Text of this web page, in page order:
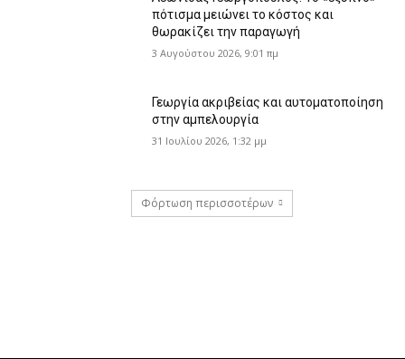
πότισμα μειώνει το κόστος και
θωρακίζει την παραγωγή
3 Αυγούστου 2026, 9:01 πμ
Γεωργία ακριβείας και αυτοματοποίηση
στην αμπελουργία
31 Ιουλίου 2026, 1:32 μμ
Φόρτωση περισσοτέρων